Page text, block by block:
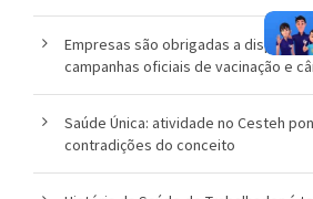
Empresas são obrigadas a
campanhas oficiais de vacinação e
Saúde Única: atividade no Cesteh
contradições do conceito